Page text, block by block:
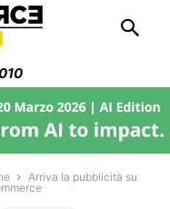
Arriva la pubblicità su